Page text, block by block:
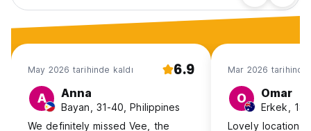
May 2026 tarihinde kaldı 6.9
A Anna
Bayan, 31-40, Philippines
We definitely missed Vee, the
Mar 2026 tarihinde
O Omar
Erkek,
Lovely location,